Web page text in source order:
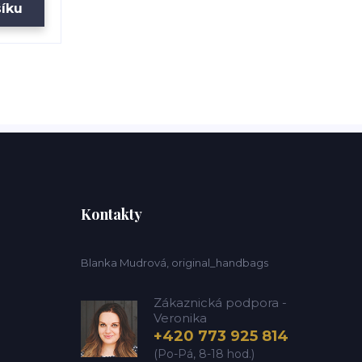
Kontakty
Blanka Mudrová, original_handbags
Zákaznická podpora -
Veronika
+420 773 925 814
(Po-Pá, 8-18 hod.)